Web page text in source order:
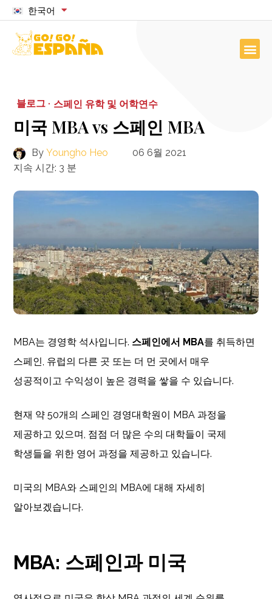
한국어
블로그 · 스페인 유학 및 어학연수
미국 MBA vs 스페인 MBA
By Youngho Heo
06 6월 2021
지속 시간: 3 분
MBA는 경영학 석사입니다. 스페인에서 MBA를 취득하면
스페인, 유럽의 다른 곳 또는 더 먼 곳에서 매우
성공적이고 수익성이 높은 경력을 쌓을 수 있습니다.
현재 약 50개의 스페인 경영대학원이 MBA 과정을
제공하고 있으며, 점점 더 많은 수의 대학들이 국제
학생들을 위한 영어 과정을 제공하고 있습니다.
미국의 MBA와 스페인의 MBA에 대해 자세히
알아보겠습니다.
MBA: 스페인과 미국